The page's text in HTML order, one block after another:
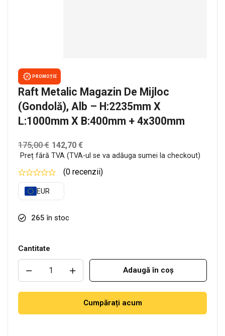
PROMOȚIE
Raft Metalic Magazin De Mijloc
(gondolă), Alb – H:2235mm X
L:1000mm X B:400mm + 4x300mm
175,00€ 142,70 €
Preț fără TVA (TVA-ul se va adăuga sumei la checkout)
(0 recenzii)
EUR
265 în stoc
Cantitate
Adaugă în coș
Cumpărați acum